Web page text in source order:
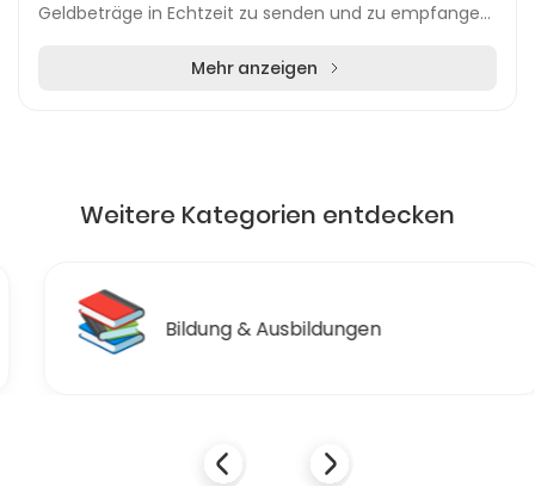
Geldbeträge in Echtzeit zu senden und zu empfangen.
Mehr anzeigen
Weitere Kategorien entdecken
📚 Bildung & Ausbildungen